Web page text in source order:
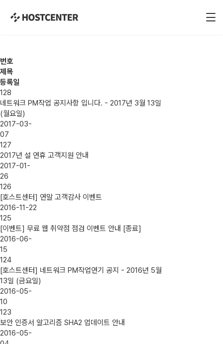
번호
제목
등록일
128
네트워크 PM작업 공지사항 입니다. - 2017년 3월 13일
(월요일)
2017-03-
07
127
2017년 설 연휴 고객지원 안내
2017-01-
26
126
[호스트센터] 연말 고객감사 이벤트
2016-11-22
125
[이벤트] 무료 웹 취약점 점검 이벤트 안내 [종료]
2016-06-
15
124
[호스트센터] 네트워크 PM작업연기 공지 - 2016년 5월
13일 (금요일)
2016-05-
10
123
보안 인증서 알고리즘 SHA2 업데이트 안내
2016-05-